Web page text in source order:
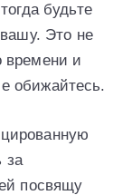
будьте
Это не
времени и
обижайтесь.
за
посвящу